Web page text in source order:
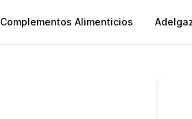
Complementos Alimenticios